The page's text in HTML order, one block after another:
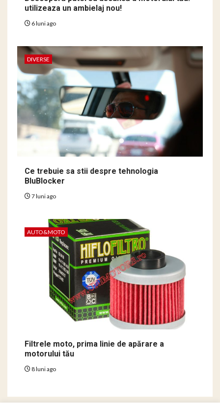
utilizeaza un ambielaj nou!
6 luni ago
DIVERSE
Ce trebuie sa stii despre tehnologia
BluBlocker
7 luni ago
AUTO&MOTO
Filtrele moto, prima linie de apărare a
motorului tău
8 luni ago